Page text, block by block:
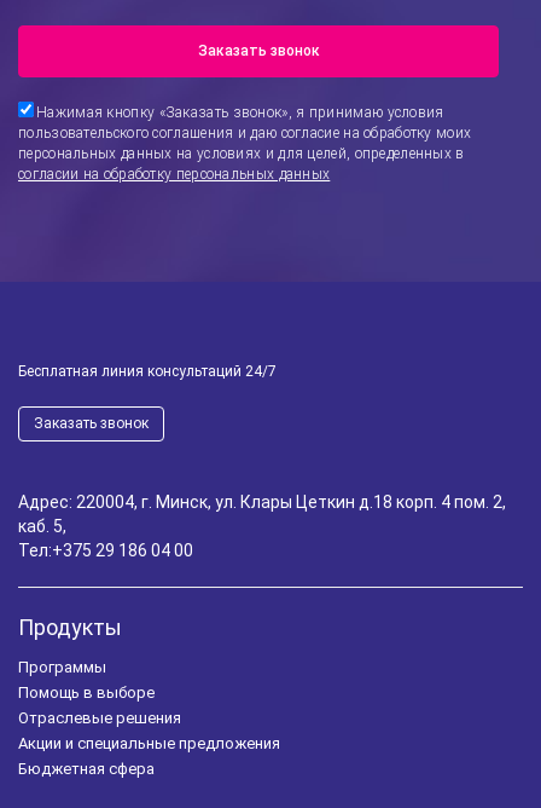
Заказать звонок
Нажимая кнопку «Заказать звонок», я принимаю условия
пользовательского соглашения и даю согласие на обработку моих
персональных данных на условиях и для целей, определенных в
согласии на обработку персональных данных
Бесплатная линия консультаций 24/7
Заказать звонок
Адрес: 220004, г. Минск, ул. Клары Цеткин д.18 корп. 4 пом. 2,
каб. 5,
Тел:+375 29 186 04 00
Продукты
Программы
Помощь в выборе
Отраслевые решения
Акции и специальные предложения
Бюджетная сфера